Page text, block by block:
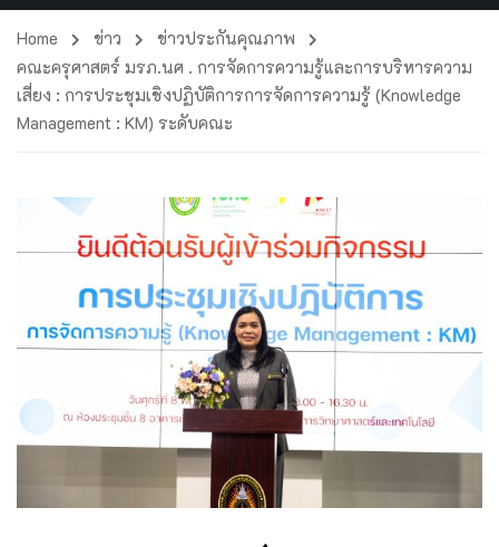
Home ข่าว
ข่าวประกันคุณภาพ
คณะครุศาสตร์ มรภ.นศ . การจัดการความรู้และการบริหารความ
เสี่ยง : การประชุมเชิงปฏิบัติการการจัดการความรู้ (Knowledge
Management : KM) ระดับคณะ